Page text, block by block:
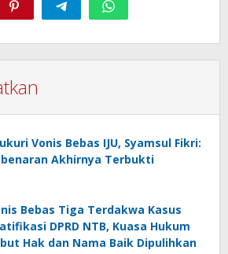
Vonis Bebas IJU, Syamsul Fikri:
Akhirnya Terbukti
Bebas Tiga Terdakwa Kasus
DPRD NTB, Kuasa Hukum
Hak dan Nama Baik Dipulihkan